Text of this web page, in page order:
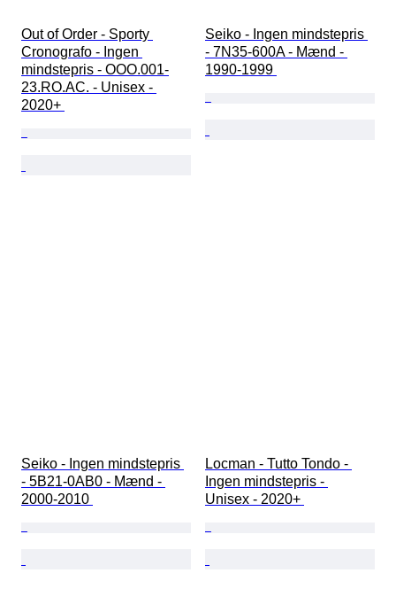
Out of Order - Sporty
Cronografo - Ingen
mindstepris - OOO.001-
23.RO.AC. - Unisex -
2020+
Seiko - Ingen mindstepris
- 7N35-600A - Mænd -
1990-1999
Seiko - Ingen mindstepris
- 5B21-0AB0 - Mænd -
2000-2010
Locman - Tutto Tondo -
Ingen mindstepris -
Unisex - 2020+